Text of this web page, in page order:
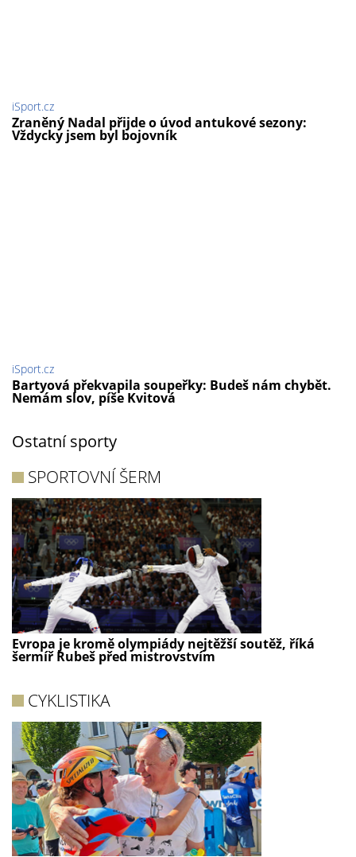
iSport.cz
Zraněný Nadal přijde o úvod antukové sezony:
Vždycky jsem byl bojovník
iSport.cz
Bartyová překvapila soupeřky: Budeš nám chybět.
Nemám slov, píše Kvitová
Ostatní sporty
SPORTOVNÍ ŠERM
Evropa je kromě olympiády nejtěžší soutěž, říká
šermíř Rubeš před mistrovstvím
CYKLISTIKA